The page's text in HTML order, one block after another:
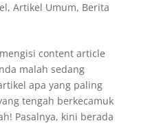
, Artikel Umum, Berita
content article
malah sedang
apa yang paling
tengah berkecamuk
Pasalnya, kini berada